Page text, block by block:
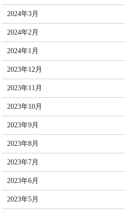
2024年3月
2024年2月
2024年1月
2023年12月
2023年11月
2023年10月
2023年9月
2023年8月
2023年7月
2023年6月
2023年5月